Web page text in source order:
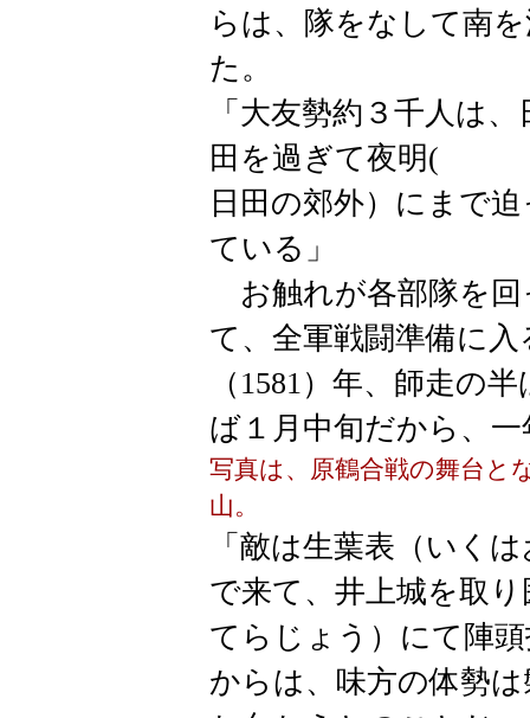
らは、隊をなして南
た。
「大友勢約３千人は、
田を過ぎて夜明(
日田の郊外）にまで迫
ている」
お触れが各部隊を回
て、全軍戦闘準備に
（1581）年、師走の
ば１月中旬だから、
写真は、原鶴合戦の舞台と
山。
「敵は生葉表（いく
で来て、井上城を取
てらじょう）にて陣
からは、味方の体勢